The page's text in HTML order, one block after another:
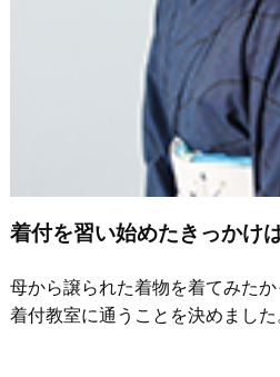
着付を習い始めたきっかけ
母から譲られた着物を着てみたか
着付教室に通うことを決めました